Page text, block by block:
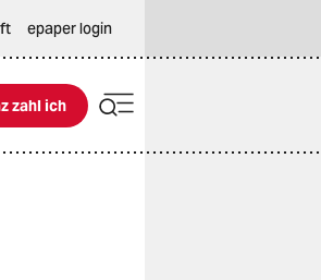
epaper login
ich
zahl ich